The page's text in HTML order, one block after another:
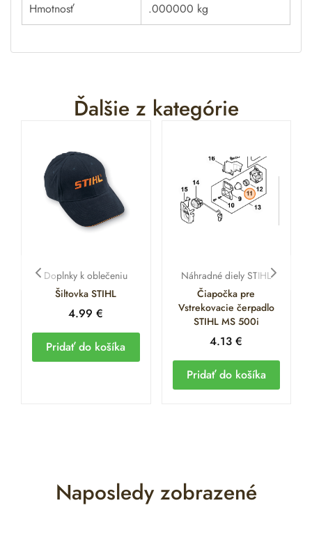
Hmotnosť .000000 kg
Ďalšie z kategórie
Doplnky k oblečeniu
Šiltovka STIHL
4.99€
Pridať do košíka
Náhradné diely STIHL
Čiapočka pre
Vstrekovacie čerpadlo
STIHL MS 500i
4.13€
Pridať do košíka
Naposledy zobrazené